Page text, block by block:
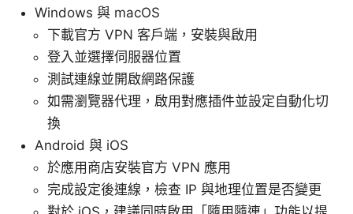
Windows 與 macOS
下載官方 VPN 客戶端，安裝與啟用
登入並選擇伺服器位置
測試連線並開啟網路保護
如需瀏覽器代理，啟用對應插件並設定自動化切
換
Android 與 iOS
於應用商店安裝官方 VPN 應用
完成設定後連線，檢查 IP 與地理位置是否變更